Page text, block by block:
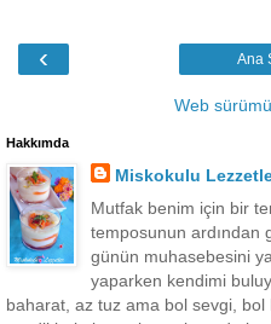
‹ Ana
Web
Hakkımda
Miskokulu
Mutfak benim için bir
temposunun ardından
günün muhasebesini
yaparken kendimi
baharat, az tuz ama bol sevgi, bol